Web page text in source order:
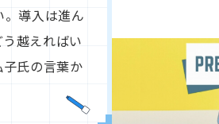
。導入は進ん
越えればい
氏の言葉か